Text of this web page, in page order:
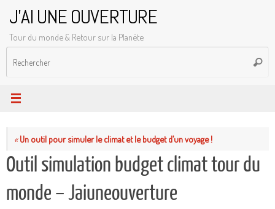
contenu
J'AI UNE OUVERTURE
Tour du monde & Retour sur la Planète
«Un outil pour simuler le climat et le budget d’un voyage !
Outil simulation budget climat tour du
monde – Jaiuneouverture